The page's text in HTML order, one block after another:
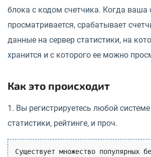
блока с кодом счетчика. Когда ваша
просматривается, срабатывает
данные на сервер статистики, на
хранится и с которого ее можно
Как это происходит
1. Вы регистрируетесь любой
статистики, рейтинге, и проч.
Существует множество популярных